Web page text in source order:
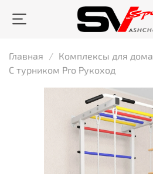
Главная Комплексы для дома
С турником Pro Рукоход